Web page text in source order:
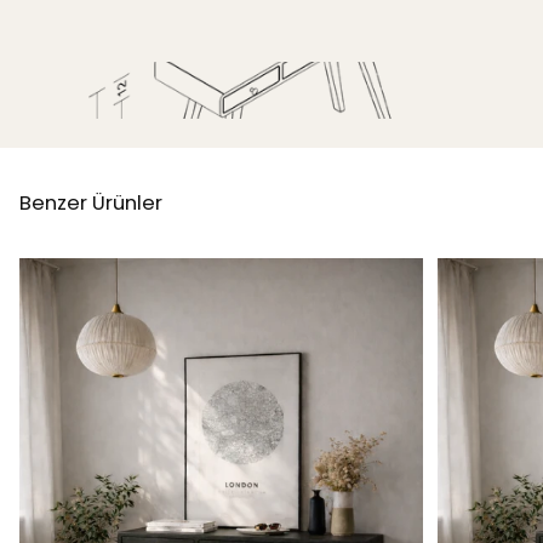
Benzer Ürünler